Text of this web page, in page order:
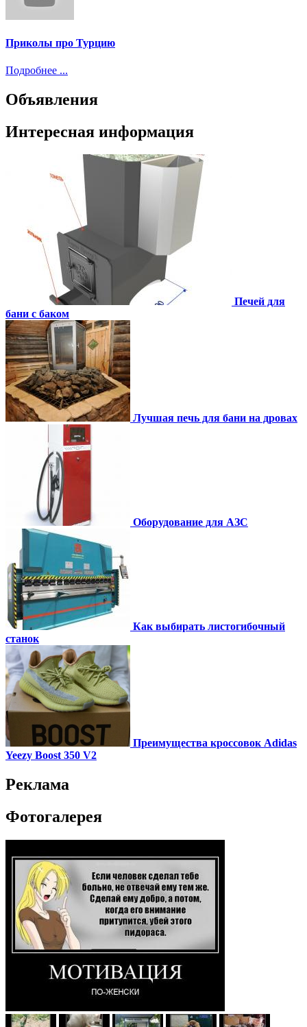
Приколы про Турцию
Подробнее ...
Объявления
Интересная информация
Печей для
бани с баком
Лучшая печь для бани на дровах
Оборудование для АЗС
Как выбирать листогибочный
станок
Преимущества кроссовок Adidas
Yeezy Boost 350 V2
Реклама
Фотогалерея